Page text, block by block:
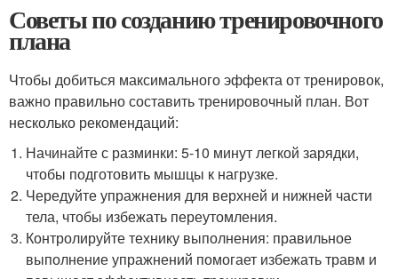
Советы по созданию тренировочного
плана
Чтобы добиться максимального эффекта от тренировок,
важно правильно составить тренировочный план. Вот
несколько рекомендаций:
Начинайте с разминки: 5-10 минут легкой зарядки,
чтобы подготовить мышцы к нагрузке.
Чередуйте упражнения для верхней и нижней части
тела, чтобы избежать переутомления.
Контролируйте технику выполнения: правильное
выполнение упражнений помогает избежать травм и